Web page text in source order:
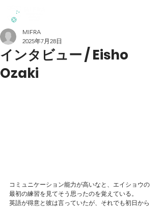
インタビュー / Eisho
Ozaki
MIFRA
2025年7月28日
コミュニケーション能力が高いなと、エイショウの
最初の練習を見てそう思ったのを覚えている。
英語が得意と彼は言っていたが、それでも初日から